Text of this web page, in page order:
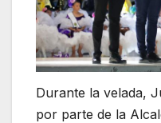
Durante la velada,
por parte de la